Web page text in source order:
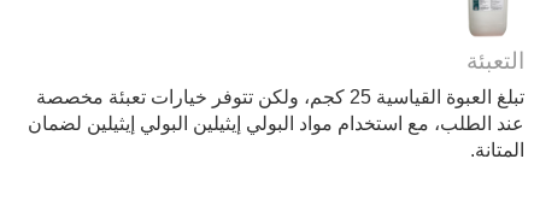
التعبئة
تبلغ العبوة القياسية 25 كجم، ولكن تتوفر خيارات تعبئة مخصصة
عند الطلب، مع استخدام مواد البولي إيثيلين البولي إيثيلين لضمان
المتانة.